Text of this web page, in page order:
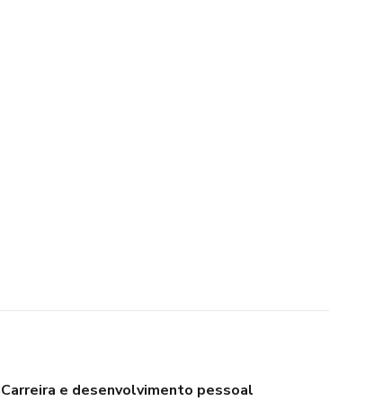
Carreira e desenvolvimento pessoal